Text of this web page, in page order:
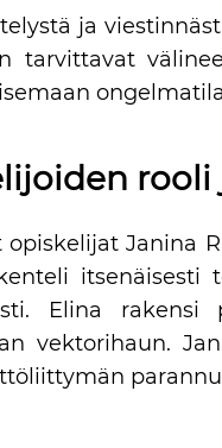
ja
tarvittavat
Janina
Elina rakensi
vektorihaun.